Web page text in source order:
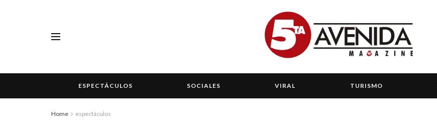
ESPECTÁCULOS SOCIALES VIRAL TURISMO
Home espectáculos